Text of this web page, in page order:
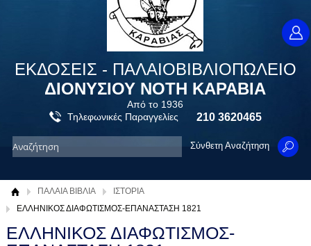
ΕΚΔΟΣΕΙΣ - ΠΑΛΑΙΟΒΙΒΛΙΟΠΩΛΕΙΟ
ΔΙΟΝΥΣΙΟΥ ΝΟΤΗ ΚΑΡΑΒΙΑ
Από το 1936
Τηλεφωνικές Παραγγελίες
210 3620465
Σύνθετη Αναζήτηση
ΠΑΛΑΙΑ ΒΙΒΛΙΑ
ΙΣΤΟΡΙΑ
ΕΛΛΗΝΙΚΟΣ ΔΙΑΦΩΤΙΣΜΟΣ-ΕΠΑΝΑΣΤΑΣΗ 1821
ΕΛΛΗΝΙΚΟΣ ΔΙΑΦΩΤΙΣΜΟΣ-